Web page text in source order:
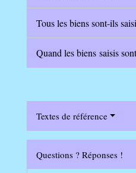
Tous les biens sont-ils
Quand les biens saisis
Textes de référence
Questions ? Réponses !